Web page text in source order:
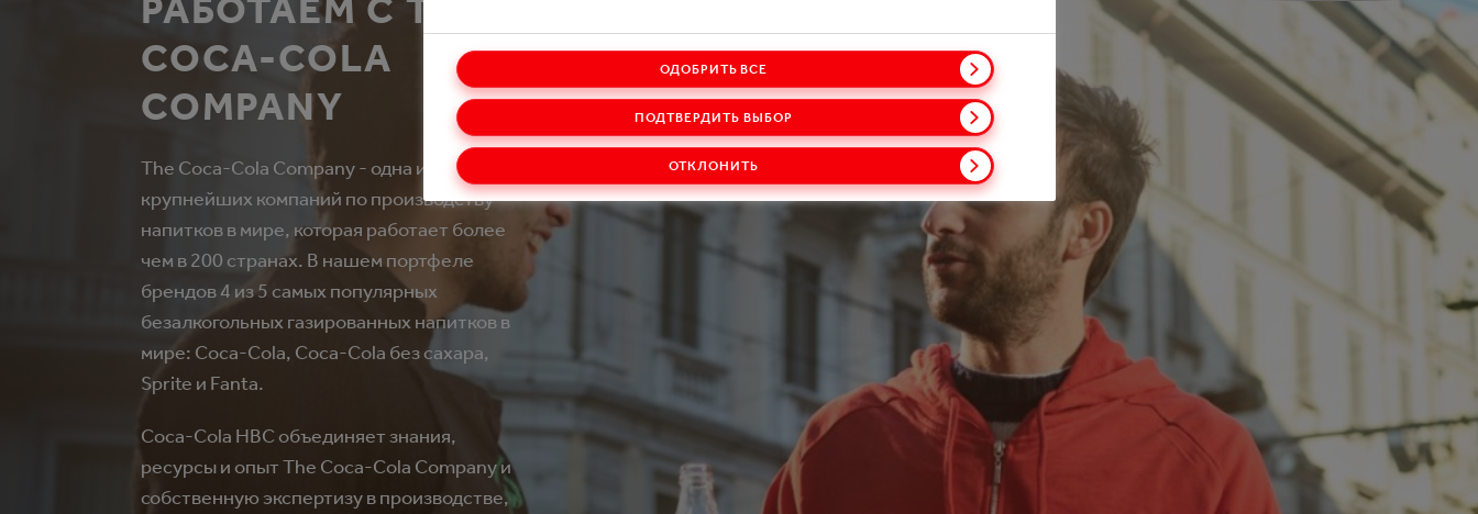
COCA‑COLA
COMPANY
The Coca‑Cola Company - одна из
крупнейших компаний по производству
напитков в мире, которая работает более
чем в 200 странах. В нашем портфеле
брендов 4 из 5 самых популярных
безалкогольных газированных напитков в
мире: Coca‑Cola, Coca‑Cola без сахара,
Sprite и Fanta.
Coca‑Cola HBC объединяет знания,
ресурсы и опыт The Coca‑Cola Company и
собственную экспертизу в производстве,
ОТКЛОНИТЬ
ПОДТВЕРДИТЬ ВЫБОР
ОДОБРИТЬ ВСЕ